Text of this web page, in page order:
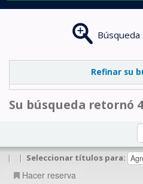
Búsqueda
Refinar su
Su búsqueda retornó
| | Seleccionar títulos para:
Hacer reserva